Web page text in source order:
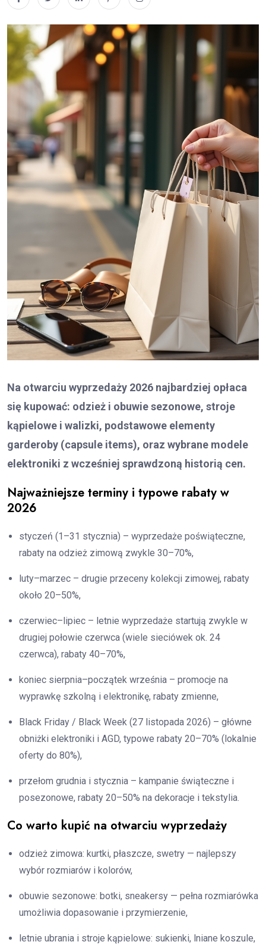
Na otwarciu wyprzedaży 2026 najbardziej opłaca
się kupować: odzież i obuwie sezonowe, stroje
kąpielowe i walizki, podstawowe elementy
garderoby (capsule items), oraz wybrane modele
elektroniki z wcześniej sprawdzoną historią cen.
Najważniejsze terminy i typowe rabaty w
2026
styczeń (1–31 stycznia) – wyprzedaże poświąteczne,
rabaty na odzież zimową zwykle 30–70%,
luty–marzec – drugie przeceny kolekcji zimowej, rabaty
około 20–50%,
czerwiec–lipiec – letnie wyprzedaże startują zwykle w
drugiej połowie czerwca (wiele sieciówek ok. 24
czerwca), rabaty 40–70%,
koniec sierpnia–początek września – promocje na
wyprawkę szkolną i elektronikę, rabaty zmienne,
Black Friday / Black Week (27 listopada 2026) – główne
obniżki elektroniki i AGD, typowe rabaty 20–70% (lokalnie
oferty do 80%),
przełom grudnia i stycznia – kampanie świąteczne i
posezonowe, rabaty 20–50% na dekoracje i tekstylia.
Co warto kupić na otwarciu wyprzedaży
odzież zimowa: kurtki, płaszcze, swetry — najlepszy
wybór rozmiarów i kolorów,
obuwie sezonowe: botki, sneakersy — pełna rozmiarówka
umożliwia dopasowanie i przymierzenie,
letnie ubrania i stroje kąpielowe: sukienki, lniane koszule,